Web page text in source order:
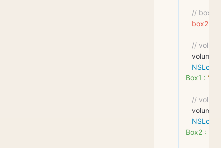
// box
   box2
//
   volume
   NSLog
Box1 : %f
//
   volume
   NSLog
Box2 :